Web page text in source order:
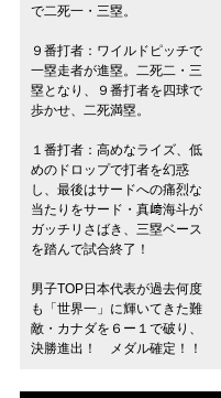
で二死一・三塁。
９番打者：ワイルドピッチで
一塁走者が進塁。二死二・三
塁となり、９番打者を四球で
歩かせ、二死満塁。
１番打者：高めなライズ、低
めのドロップで打者を幻惑
し、最後はサードへの痛烈な
当たりをサード・真﨑海斗が
ガッチリさばき、三塁ベース
を踏んで試合終了！
男子TOP日本代表が過去何度
も「世界一」に輝いてきた難
敵・カナダを６ー１で破り、
決勝進出！ メダル確定！！